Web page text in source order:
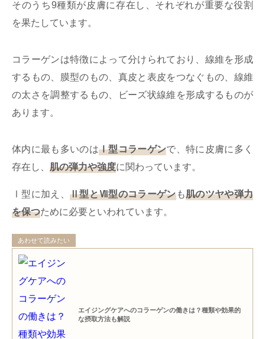
そのうち9種類が皮膚に存在し、それぞれが重要な役割
を果たしています。
コラーゲンは特徴によって分けられており、線維を形成
するもの、膜型のもの、真皮と表皮をつなぐもの、線維
の太さを調整するもの、ビーズ状線維を形成するものが
あります。
体内に最も多いのはⅠ型コラーゲンで、特に皮膚に多く
存在し、 肌の弾力や強度に関わっています。
Ⅰ型に加え、 Ⅱ型とⅦ型のコラーゲンも肌のツヤや弾力
を保つために必要といわれています。
あわせて読みたい
エイジングケアへのコラーゲンの働きは？種類や効果的
な摂取方法も解説